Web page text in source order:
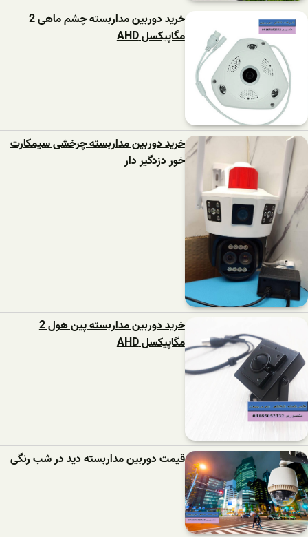
خرید دوربین مداربسته چشم ماهی 2
مگاپیکسل AHD
خرید دوربین مداربسته چرخشی سیمکارت
خور دزدگیر دار
خرید دوربین مداربسته پین هول 2
مگاپیکسل AHD
قیمت دوربین مداربسته دید در شب رنگی